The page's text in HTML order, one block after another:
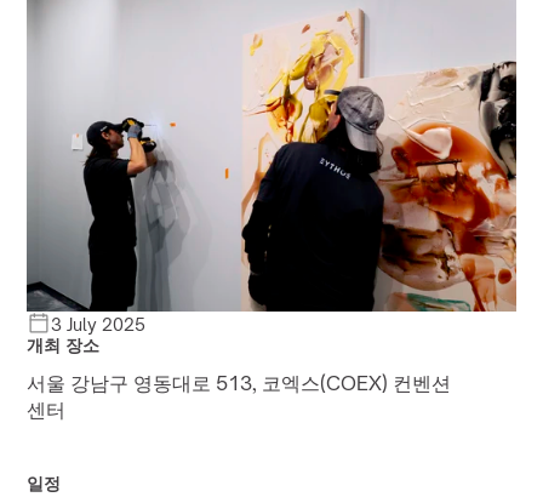
3 July 2025
개최 장소
서울 강남구 영동대로 513, 코엑스(COEX) 컨벤션
센터
일정